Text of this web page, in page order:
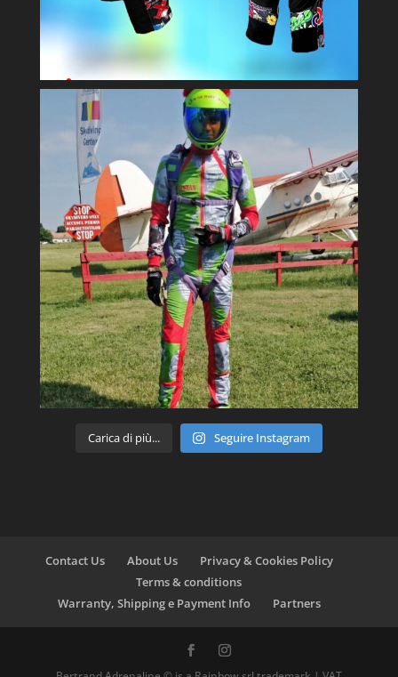
Carica di più... Seguire Instagram
Contact Us About Us
Privacy & Cookies Policy
Terms & conditions
Warranty, Shipping e Payment Info
Partners